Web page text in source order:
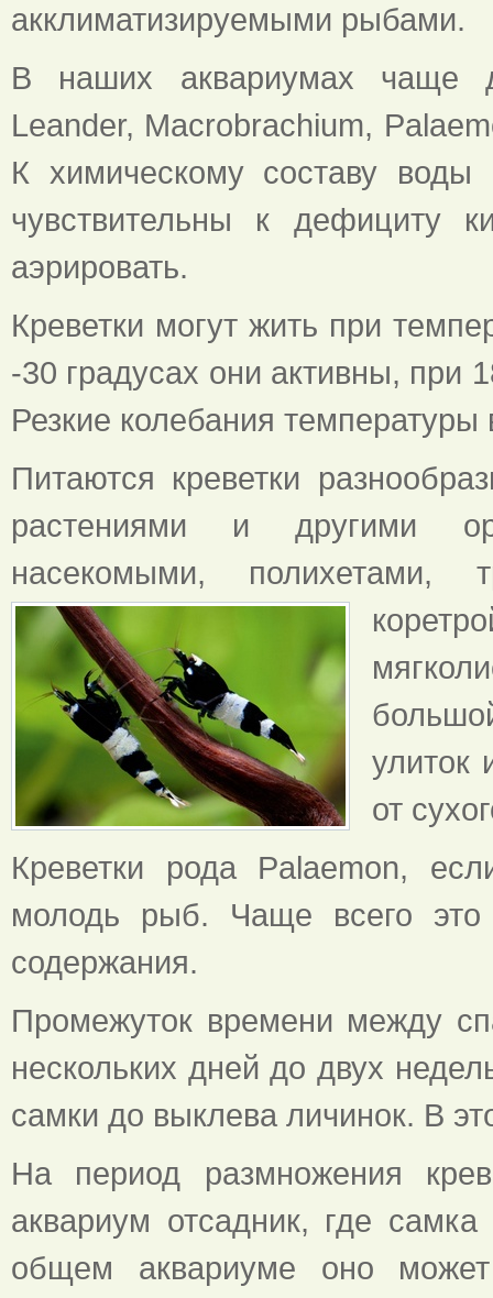
акклиматизируемыми рыбами.
В наших аквариумах чаще
Leander, Macrobrachium,
К химическому составу воды
чувствительны к дефициту
аэрировать.
Креветки могут жить при
-30 градусах они активны, при
Резкие колебания
Питаются креветки
растениями и другими
насекомыми, полихетами,
улиток
от
Креветки рода Palaemon,
молодь рыб. Чаще всего это
содержания.
Промежуток времени между
нескольких дней до двух
самки до выклева личинок. В
На период размножения
аквариум отсадник, где
общем аквариуме оно